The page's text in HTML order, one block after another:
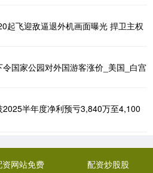
起飞迎敌逼退外机画面曝光 捍卫主权
国家公园对外国游客涨价_美国_白宫
半年度净利预亏3,840万至4,100
资网站免费 配资炒股股